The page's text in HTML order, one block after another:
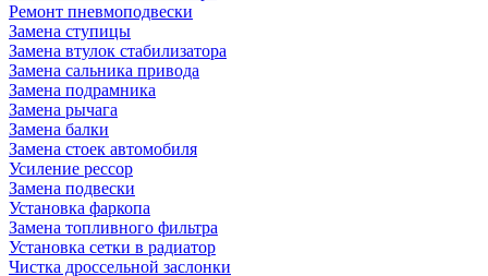
Ремонт пневмоподвески
Замена ступицы
Замена втулок стабилизатора
Замена сальника привода
Замена подрамника
Замена рычага
Замена балки
Замена стоек автомобиля
Усиление рессор
Замена подвески
Установка фаркопа
Замена топливного фильтра
Установка сетки в радиатор
Чистка дроссельной заслонки